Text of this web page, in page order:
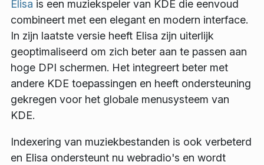
Elisa is een muziekspeler van KDE die eenvoud
combineert met een elegant en modern interface.
In zijn laatste versie heeft Elisa zijn uiterlijk
geoptimaliseerd om zich beter aan te passen aan
hoge DPI schermen. Het integreert beter met
andere KDE toepassingen en heeft ondersteuning
gekregen voor het globale menusysteem van
KDE.
Indexering van muziekbestanden is ook verbeterd
en Elisa ondersteunt nu webradio's en wordt